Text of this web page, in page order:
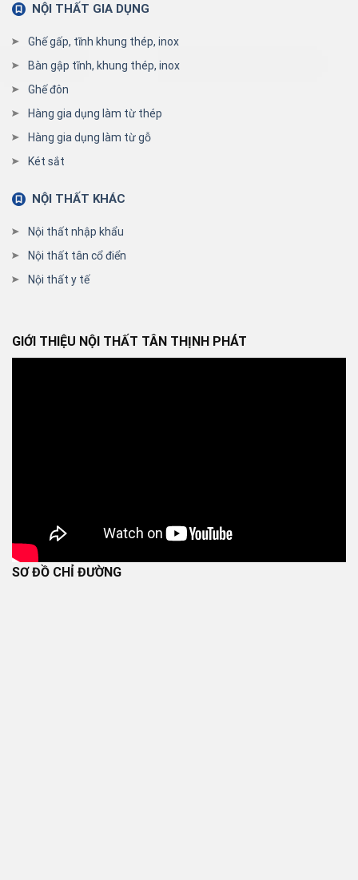
NỘI THẤT GIA DỤNG
Ghế gấp, tĩnh khung thép, inox
Bàn gập tĩnh, khung thép, inox
Ghế đôn
Hàng gia dụng làm từ thép
Hàng gia dụng làm từ gỗ
Két sắt
NỘI THẤT KHÁC
Nội thất nhập khẩu
Nội thất tân cổ điển
Nội thất y tế
GIỚI THIỆU NỘI THẤT TÂN THỊNH PHÁT
SƠ ĐỒ CHỈ ĐƯỜNG